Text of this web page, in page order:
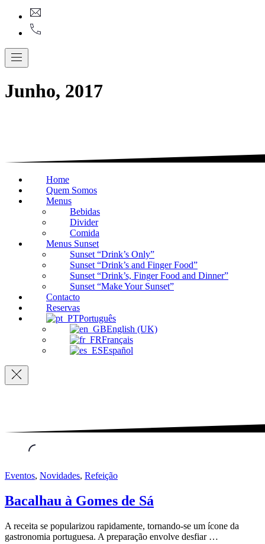
Window
Navigation
Junho, 2017
Home
Quem Somos
Menus
Bebidas
Divider
Comida
Menus Sunset
Sunset “Drink’s Only”
Sunset “Drink’s and Finger Food”
Sunset “Drink’s, Finger Food and Dinner”
Sunset “Make Your Sunset”
Contacto
Reservas
Português
English (UK)
Français
Español
Navigation
Eventos, Novidades, Refeição
Bacalhau à Gomes de Sá
A receita se popularizou rapidamente, tornando-se um ícone da
gastronomia portuguesa. A preparação envolve desfiar …